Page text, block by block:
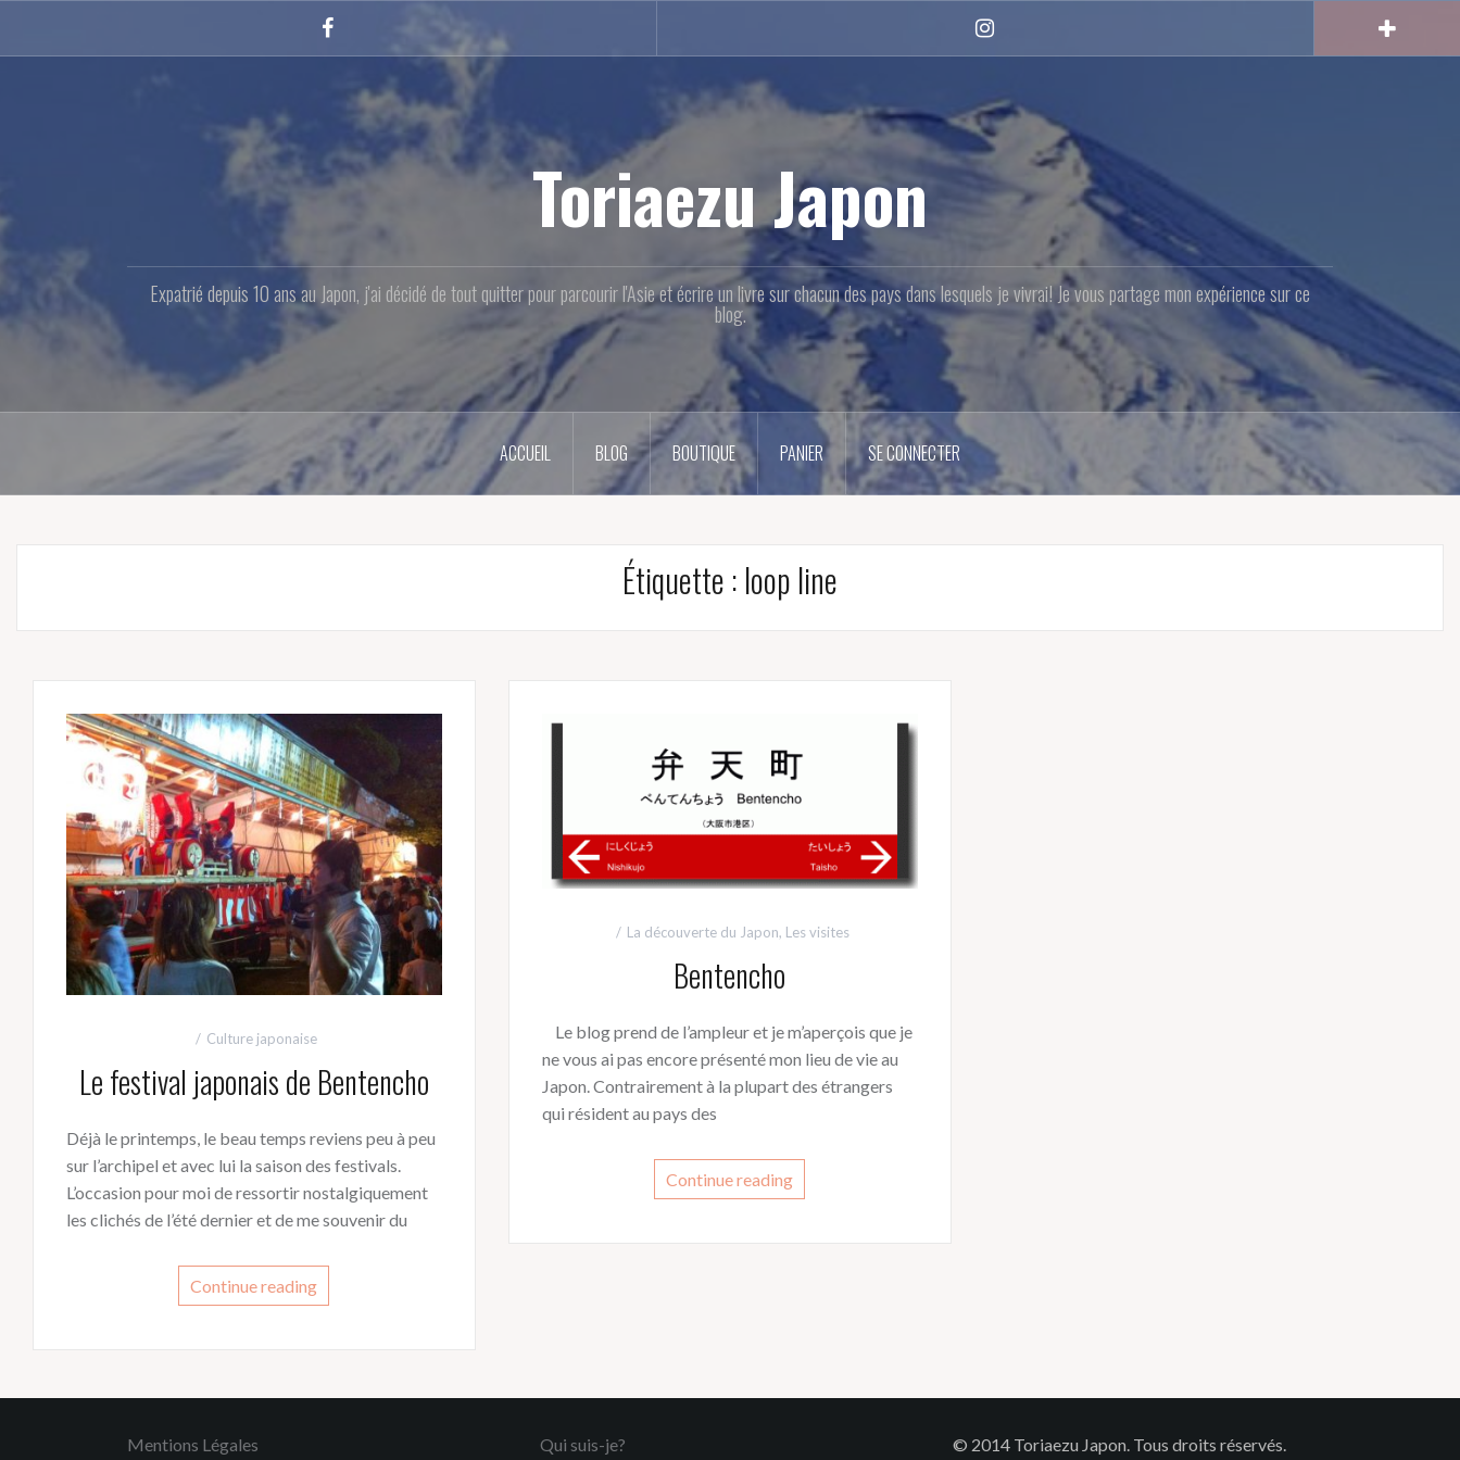
Toriaezu Japon
Expatrié depuis 10 ans au Japon, j'ai décidé de tout quitter pour parcourir l'Asie et écrire un livre sur chacun des pays dans lesquels je vivrai! Je vous partage mon expérience sur ce
blog.
ACCUEIL BLOG BOUTIQUE PANIER SE CONNECTER
Étiquette : loop line
Culture japonaise
Le festival japonais de Bentencho
Déjà le printemps, le beau temps reviens peu à peu
sur l’archipel et avec lui la saison des festivals.
L’occasion pour moi de ressortir nostalgiquement
les clichés de l’été dernier et de me souvenir du
Continue reading
La découverte du Japon, Les visites
Bentencho
Le blog prend de l’ampleur et je m’aperçois que je
ne vous ai pas encore présenté mon lieu de vie au
Japon. Contrairement à la plupart des étrangers
qui résident au pays des
Continue reading
Mentions Légales Qui suis-je? © 2014 Toriaezu Japon. Tous droits réservés.